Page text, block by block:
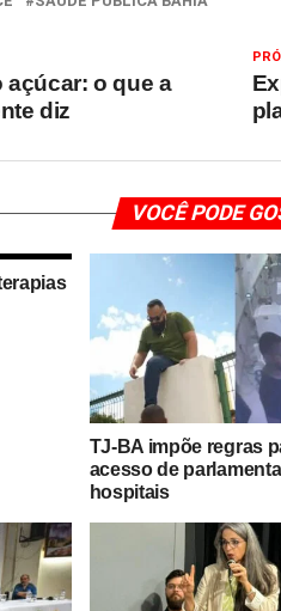
o que a
diz
VOCÊ PODE
TJ-BA impõe regras
acesso de
hospitais